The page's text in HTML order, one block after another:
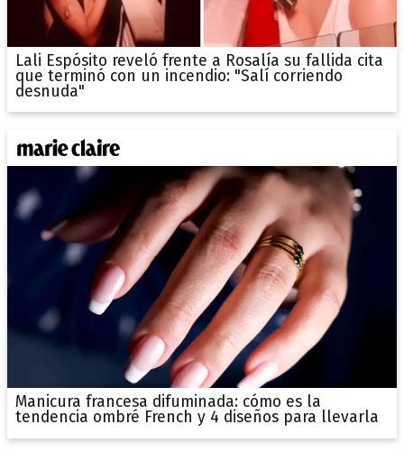
Lali Espósito reveló frente a Rosalía su fallida cita
que terminó con un incendio: "Salí corriendo
desnuda"
Manicura francesa difuminada: cómo es la
tendencia ombré French y 4 diseños para llevarla